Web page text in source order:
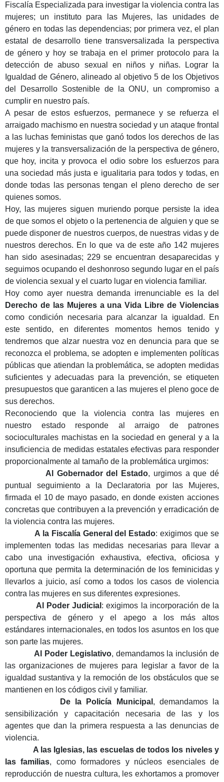
Fiscalía Especializada para investigar la violencia contra las
mujeres; un instituto para las Mujeres, las unidades de
género en todas las dependencias; por primera vez, el plan
estatal de desarrollo tiene transversalizada la perspectiva
de género y hoy se trabaja en el primer protocolo para la
detección de abuso sexual en niños y niñas. Lograr la
Igualdad de Género, alineado al objetivo 5 de los Objetivos
del Desarrollo Sostenible de la ONU, un compromiso a
cumplir en nuestro país.
A pesar de estos esfuerzos, permanece y se refuerza el
arraigado machismo en nuestra sociedad y un ataque frontal
a las luchas feministas que ganó todos los derechos de las
mujeres y la transversalización de la perspectiva de género,
que hoy, incita y provoca el odio sobre los esfuerzos para
una sociedad más justa e igualitaria para todos y todas, en
donde todas las personas tengan el pleno derecho de ser
quienes somos.
Hoy, las mujeres siguen muriendo porque persiste la idea
de que somos el objeto o la pertenencia de alguien y que se
puede disponer de nuestros cuerpos, de nuestras vidas y de
nuestros derechos. En lo que va de este año 142 mujeres
han sido asesinadas; 229 se encuentran desaparecidas y
seguimos ocupando el deshonroso segundo lugar en el país
de violencia sexual y el cuarto lugar en violencia familiar.
Hoy como ayer nuestra demanda irrenunciable es la del
Derecho de las Mujeres a una Vida Libre de Violencias
como condición necesaria para alcanzar la igualdad. En
este sentido, en diferentes momentos hemos tenido y
tendremos que alzar nuestra voz en denuncia para que se
reconozca el problema, se adopten e implementen políticas
públicas que atiendan la problemática, se adopten medidas
suficientes y adecuadas para la prevención, se etiqueten
presupuestos que garanticen a las mujeres el pleno goce de
sus derechos.
Reconociendo que la violencia contra las mujeres en
nuestro estado responde al arraigo de patrones
socioculturales machistas en la sociedad en general y a la
insuficiencia de medidas estatales efectivas para responder
proporcionalmente al tamaño de la problemática urgimos:
Al Gobernador del Estado, urgimos a que dé
puntual seguimiento a la Declaratoria por las Mujeres,
firmada el 10 de mayo pasado, en donde existen acciones
concretas que contribuyen a la prevención y erradicación de
la violencia contra las mujeres.
A la Fiscal ía General del Estado: exigimos que se
implementen todas las medidas necesarias para llevar a
cabo una investigación exhaustiva, efectiva, oficiosa y
oportuna que permita la determinación de los feminicidas y
llevarlos a juicio, así como a todos los casos de violencia
contra las mujeres en sus diferentes expresiones.
Al Poder Judicial : exigimos la incorporación de la
perspectiva de género y el apego a los más altos
estándares internacionales, en todos los asuntos en los que
son parte las mujeres.
Al Poder Legislativo, demandamos la inclusión de
las organizaciones de mujeres para legislar a favor de la
igualdad sustantiva y la remoción de los obstáculos que se
mantienen en los códigos civil y familiar.
De la Policía Municipal , demandamos la
sensibilización y capacitación necesaria de las y los
agentes que dan la primera respuesta a las denuncias de
violencia.
A las Iglesias, las escuelas de todos los niveles y
las familias, como formadores y núcleos esenciales de
reproducción de nuestra cultura, les exhortamos a promover